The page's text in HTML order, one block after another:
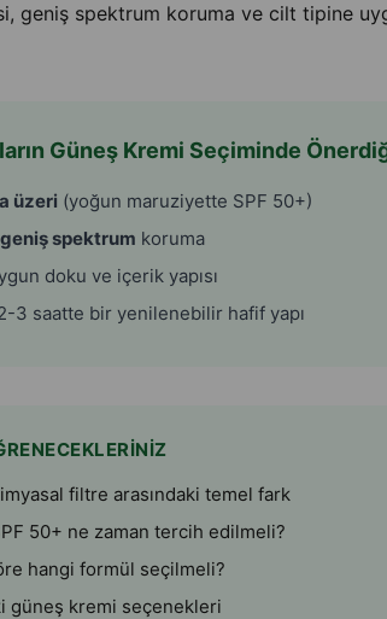
geniş spektrum koruma ve cilt tipine
Güneş Kremi Seçiminde
üzeri (yoğun maruziyette SPF 50+)
geniş spektrum koruma
doku ve içerik yapısı
3 saatte bir yenilenebilir hafif yapı
filtre arasındaki temel fark
50+ ne zaman tercih edilmeli?
hangi formül seçilmeli?
güneş kremi seçenekleri